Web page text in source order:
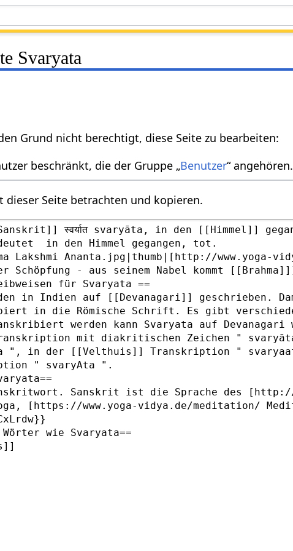
Svaryata
Grund nicht berechtigt, diese Seite zu bearbeiten:
beschränkt, die der Gruppe „Benutzer“ angehören.
dieser Seite betrachten und kopieren.